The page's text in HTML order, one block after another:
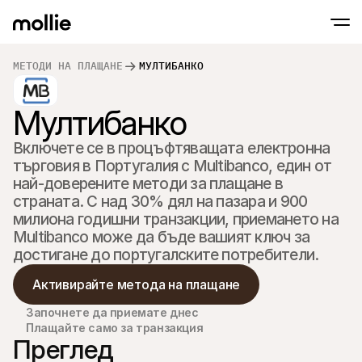
МЕТОДИ НА ПЛАЩАНЕ МУЛТИБАНКO
Мултибанкo
Включете се в процъфтяващата електронна
търговия в Португалия с Multibanco, един от
най-доверените методи за плащане в
страната. С над 30% дял на пазара и 900
милиона годишни транзакции, приемането на
Multibanco може да бъде вашият ключ за
Активирайте метода на плащане
Започнете да приемате днес
Плащайте само за транзакция
Преглед
Tap to Pay на iPhone
Приемайте безконтактни плащания
Научете повече
Плащания на
Приемайте
терминали и
Чекаут
Предлагайте
оптимизиран за
Повтарящи се
Събиране на
абонаментни
Приемане и риск
Предотвратете
оптимизирайте
Партньори
За агенции
Научете повече за нашата партньорска програма за
агенции